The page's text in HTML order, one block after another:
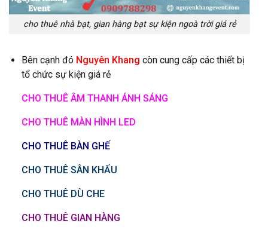
cho thuê nhà bạt, gian hàng bạt sự kiện ngoà trời giá rẻ
Bên cạnh đó Nguyên Khang còn cung cấp các thiết bị
tổ chức sự kiện giá rẻ
CHO THUÊ ÂM THANH ÁNH SÁNG
CHO THUÊ MÀN HÌNH LED
CHO THUÊ BÀN GHẾ
CHO THUÊ SÂN KHẤU
CHO THUÊ DÙ CHE
CHO THUÊ GIAN HÀNG